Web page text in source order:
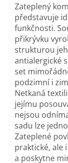
Zateplený
představuje
funkčnosti.
přikrývku
strukturou
antialergické
set
podzimní i
Netkaná
jejímu
nejsou
sadu lze
Zateplené
praktické, ale
a poskytne